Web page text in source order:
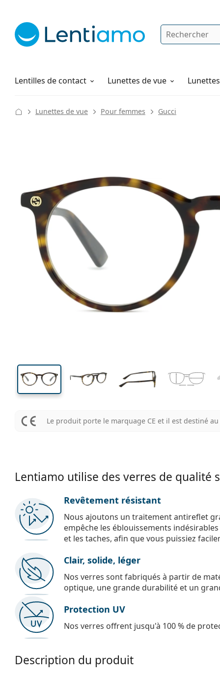
Rechercher
Lentilles de contact
Solutions Lunettes de vue
Comment commander
Lunettes de vue Pour femmes Gucci
Largeur des verres
42 mm
Largeur des verres
49 mm
Largeur des verres
Largeur
des verres
Le produit porte le marquage CE et il est destiné
Lentiamo utilise des verres de qualité
Revêtement résistant
Nous ajoutons un traitement antireflet
empêche les éblouissements
et les taches, afin que vous puissiez
Clair, solide, léger
Nos verres sont fabriqués à partir de
optique, une grande durabilité et un
Protection UV
Nos verres offrent jusqu'à 100 % de
Description du produit